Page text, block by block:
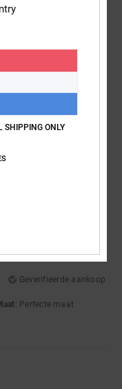
Geverifieerde aankoop
: Perfecte maat
SHIPPING ONLY